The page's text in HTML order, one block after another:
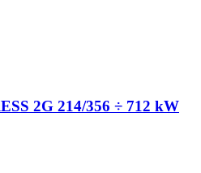
2G 214/356 ÷ 712 kW